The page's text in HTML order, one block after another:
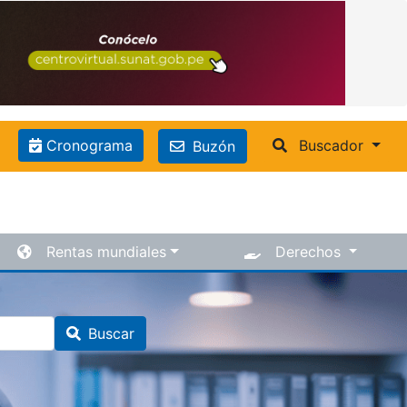
Cronograma Buzón Buscador
Rentas mundiales Derechos
Buscar